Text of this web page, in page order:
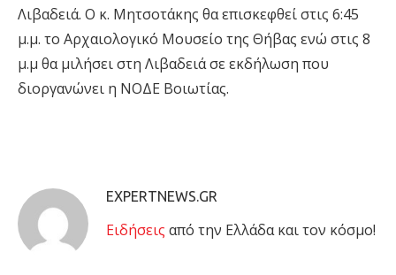
Λιβαδειά. Ο κ. Μητσοτάκης θα επισκεφθεί στις 6:45
μ.μ. το Αρχαιολογικό Μουσείο της Θήβας ενώ στις 8
μ.μ θα μιλήσει στη Λιβαδειά σε εκδήλωση που
διοργανώνει η ΝΟΔΕ Βοιωτίας.
EXPERTNEWS.GR
Eιδήσεις από την Ελλάδα και τον κόσμο!